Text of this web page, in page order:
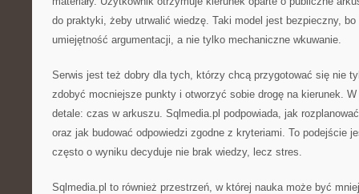
do praktyki, żeby utrwalić wiedzę. Taki model jest bezpieczny,
umiejętność argumentacji, a nie tylko mechaniczne wkuwanie.
Serwis jest też dobry dla tych, którzy chcą przygotować się nie
zdobyć mocniejsze punkty i otworzyć sobie drogę na kierunek.
detale: czas w arkuszu. Sqlmedia.pl podpowiada, jak
oraz jak budować odpowiedzi zgodne z kryteriami. To podejście
często o wyniku decyduje nie brak wiedzy, lecz stres.
Sqlmedia.pl to również przestrzeń, w której nauka może być